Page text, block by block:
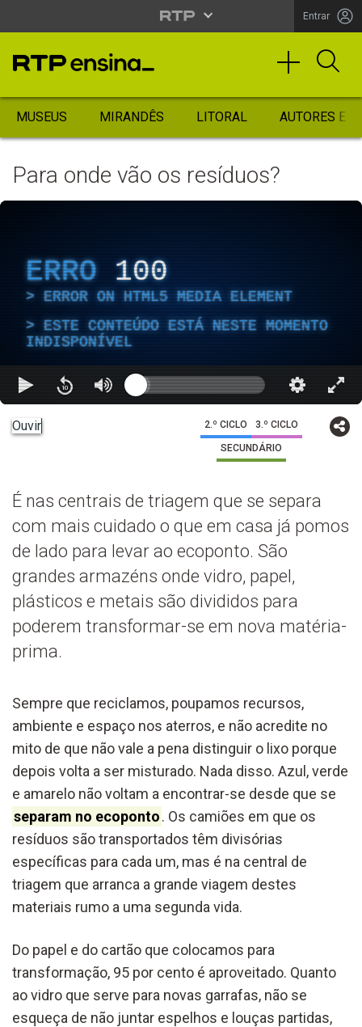
Entrar
MUSEUS MIRANDÊS LITORAL AUTORES
Para onde vão os resíduos?
ERRO 100
ERROR ON HTML5 MEDIA ELEMENT
ESTE CONTEÚDO ESTÁ NESTE MOMENTO
INDISPONÍVEL
Ouvir 2.º CICLO 3.º CICLO
SECUNDÁRIO
É nas centrais de triagem que se separa
com mais cuidado o que em casa já pomos
de lado para levar ao ecoponto. São
grandes armazéns onde vidro, papel,
plásticos e metais são divididos para
poderem transformar-se em nova matéria-
prima.
Sempre que reciclamos, poupamos recursos,
ambiente e espaço nos aterros, e não acredite no
mito de que não vale a pena distinguir o lixo porque
depois volta a ser misturado. Nada disso. Azul, verde
e amarelo não voltam a encontrar-se desde que se
separam no ecoponto. Os camiões em que os
resíduos são transportados têm divisórias
específicas para cada um, mas é na central de
triagem que arranca a grande viagem destes
materiais rumo a uma segunda vida.
Do papel e do cartão que colocamos para
transformação, 95 por cento é aproveitado. Quanto
ao vidro que serve para novas garrafas, não se
esqueça de não juntar espelhos e louças partidas,